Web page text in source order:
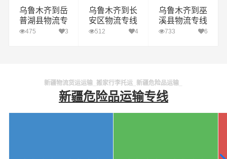
乌鲁木齐到岳
普湖县物流专
线_乌鲁木齐
475 3
乌鲁木齐到长
安区物流专线
_乌鲁木齐到
512 4
乌鲁木齐到巫
溪县物流专线
_乌鲁木齐到
733 6
新疆物流货运运输_搬家行李托运_新疆危险品运输_
新疆危险品运输专线